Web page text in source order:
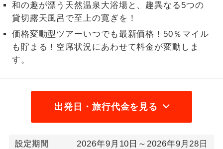
和の趣が漂う天然温泉大浴場と、趣異なる5つの
貸切露天風呂で至上の寛ぎを！
価格変動型ツアーいつでも最新価格！50％マイル
も貯まる！空席状況にあわせて料金が変動しま
す。
出発日・旅行代金を見る
設定期間 2026年9月10日～2026年9月28日
1名様催行
1名様から出発可能な個人型プランで
す。
2名様から出発可能な個人型プランで
加限定
1名様1室同代
1名様1室利用でも追加料金がかからない